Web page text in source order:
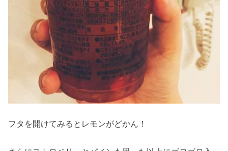
フタを開けてみるとレモンがどかん！